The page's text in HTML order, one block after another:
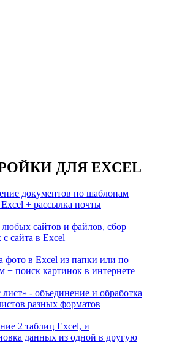
ДЛЯ EXCEL
документов по шаблонам
+ рассылка почты
сайтов и файлов, сбор
сайта в Excel
фото в Excel из папки или по
+ поиск картинок в интернете
- объединение и обработка
разных форматов
2 таблиц Excel, и
данных из одной в другую